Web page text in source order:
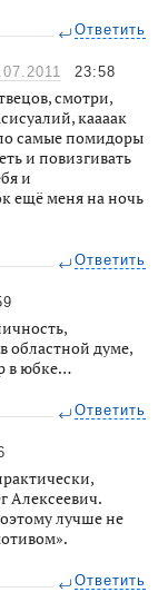
Ответить
23:58
смотри,
каааак
самые помидоры
и повизгивать
и
ещё меня на ночь
Ответить
областной думе,
в юбке…
Ответить
Алексеевич.
лучше не
Ответить